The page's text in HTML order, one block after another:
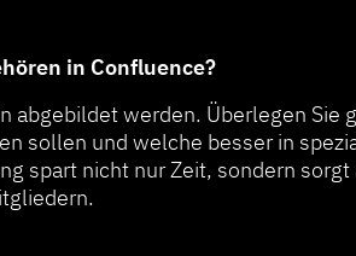
in Confluence?
abgebildet werden. Überlegen Sie
sollen und welche besser in
spart nicht nur Zeit, sondern sorgt